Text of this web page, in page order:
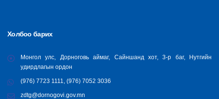
Холбоо барих
Монгол улс, Дорноговь аймаг, Сайншанд хот, 3-р баг, Нутгийн
удирдлагын ордон
(976) 7723 1111, (976) 7052 3036
zdtg@dornogovi.gov.mn